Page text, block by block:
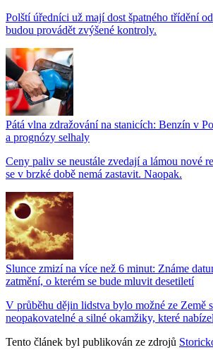
Polští úředníci už mají dost špatného třídění
budou provádět zvýšené kontroly.
Pátá vlna zdražování na stanicích: Benzín v
a prognózy selhaly
Ceny paliv se neustále zvedají a lámou nové
se v brzké době nemá zastavit. Naopak.
Slunce zmizí na více než 6 minut: Známe
zatmění, o kterém se bude mluvit desetiletí
V průběhu dějin lidstva bylo možné ze Země
neopakovatelné a silné okamžiky, které
Tento článek byl publikován ze zdrojů